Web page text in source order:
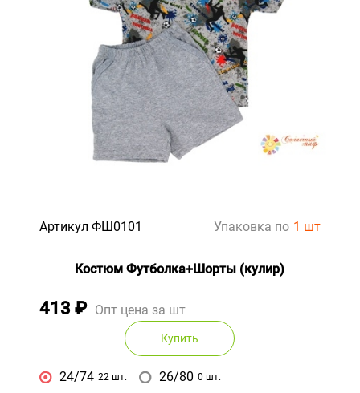
Артикул ФШ0101 Упаковка по 1 шт
Костюм Футболка+Шорты (кулир)
413 ₽ Опт цена за шт
Купить
24/74 22 шт. 26/80 0 шт.